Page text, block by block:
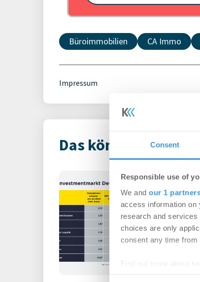
Consent
Responsible use of
We and our 1
access information on
research and
choices are only
consent any time
Büroimmobilien CA Immo
Impressum
Das könnte Dich
Büro | Märkte
Login für den
registriert,